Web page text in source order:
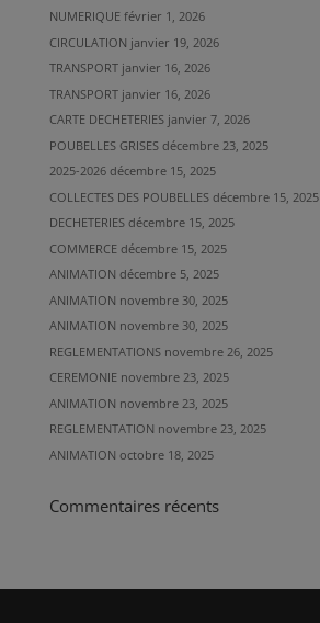
NUMERIQUE février 1, 2026
CIRCULATION janvier 19, 2026
TRANSPORT janvier 16, 2026
TRANSPORT janvier 16, 2026
CARTE DECHETERIES janvier 7, 2026
POUBELLES GRISES décembre 23, 2025
2025-2026 décembre 15, 2025
COLLECTES DES POUBELLES décembre 15, 2025
DECHETERIES décembre 15, 2025
COMMERCE décembre 15, 2025
ANIMATION décembre 5, 2025
ANIMATION novembre 30, 2025
ANIMATION novembre 30, 2025
REGLEMENTATIONS novembre 26, 2025
CEREMONIE novembre 23, 2025
ANIMATION novembre 23, 2025
REGLEMENTATION novembre 23, 2025
ANIMATION octobre 18, 2025
Commentaires récents